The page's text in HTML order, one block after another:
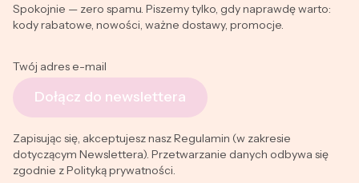
Spokojnie — zero spamu. Piszemy tylko, gdy naprawdę warto:
kody rabatowe, nowości, ważne dostawy, promocje.
Twój adres e-mail
Dołącz do newslettera
Zapisując się, akceptujesz nasz Regulamin (w zakresie
dotyczącym Newslettera). Przetwarzanie danych odbywa się
zgodnie z Polityką prywatności.